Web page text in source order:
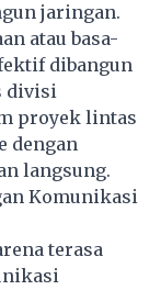
jaringan.
atau basa-
dibangun
divisi
proyek lintas
dengan
langsung.
Komunikasi
terasa